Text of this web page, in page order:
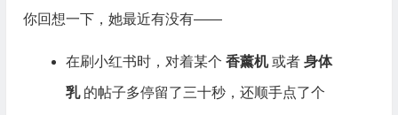
你回想一下，她最近有没有——
在刷小红书时，对着某个 香薰机或者 身体
乳 的帖子多停留了三十秒，还顺手点了个